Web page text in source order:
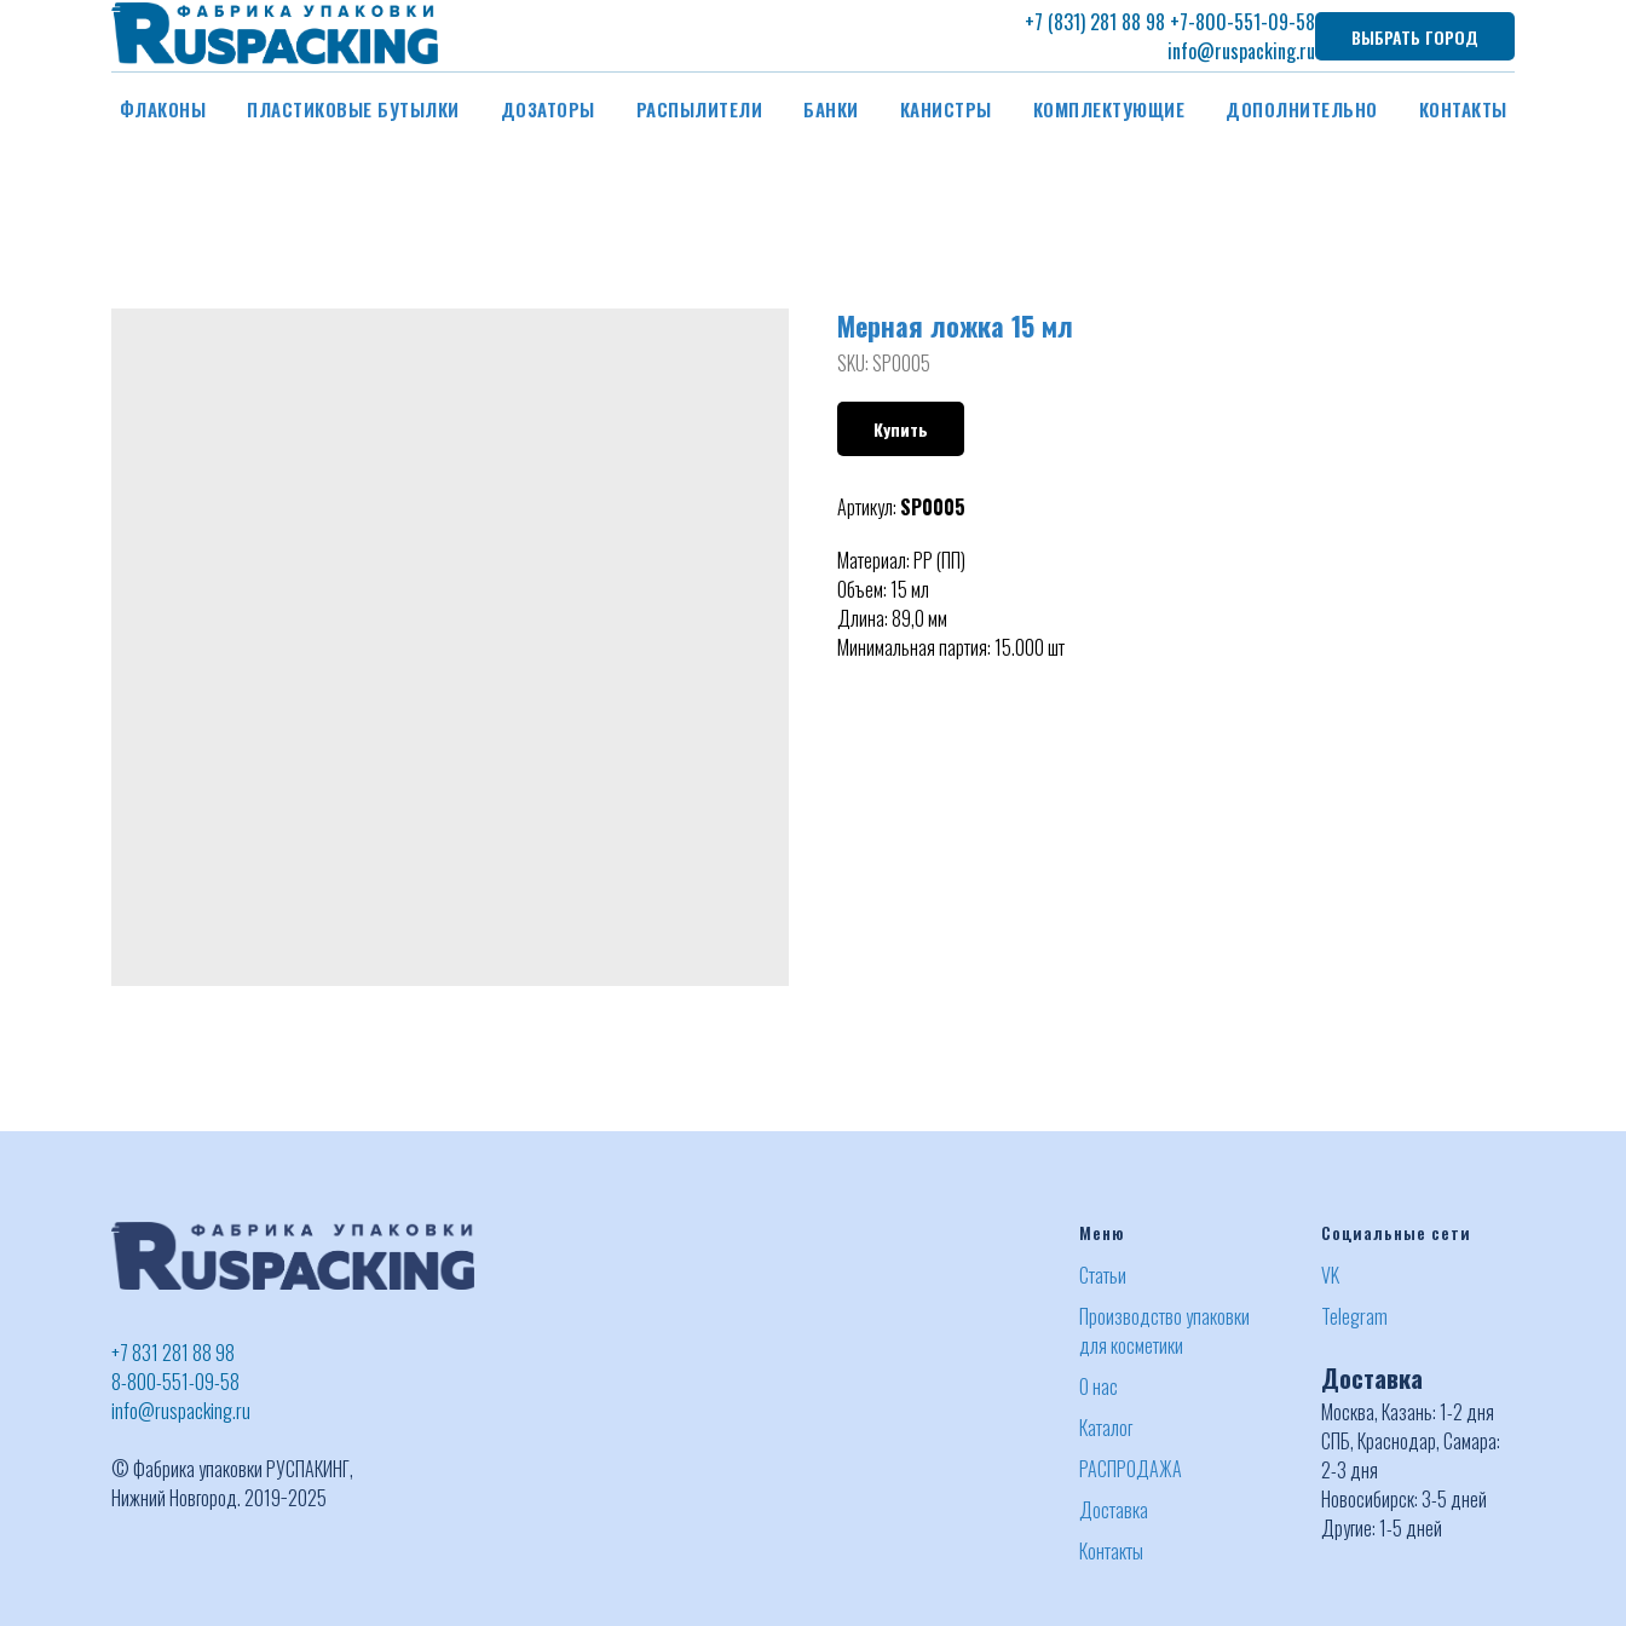
+7 (831) 281 88 98 +7-800-551-09-58
info@ruspacking.ru
ВЫБРАТЬ ГОРОД
ФЛАКОНЫ ПЛАСТИКОВЫЕ БУТЫЛКИ ДОЗАТОРЫ РАСПЫЛИТЕЛИ БАНКИ КАНИСТРЫ КОМПЛЕКТУЮЩИЕ ДОПОЛНИТЕЛЬНО КОНТАКТЫ
Мерная ложка 15 мл
SKU: SP0005
Купить
Артикул: SP0005
Материал: PP (ПП)
Объем: 15 мл
Длина: 89,0 мм
Минимальная партия: 15.000 шт
+7 831 281 88 98
8-800-551-09-58
info@ruspacking.ru
© Фабрика упаковки РУСПАКИНГ,
Нижний Новгород. 2019−2025
Меню
Статьи
Производство упаковки
для косметики
О нас
Каталог
РАСПРОДАЖА
Доставка
Контакты
Социальные сети
VK
Telegram
Доставка
Москва, Казань: 1-2 дня
СПБ, Краснодар, Самара:
2-3 дня
Новосибирск: 3-5 дней
Другие: 1-5 дней